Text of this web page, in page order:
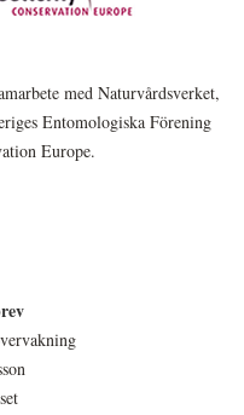
med Naturvårdsverket,
Entomologiska Förening
Europe.